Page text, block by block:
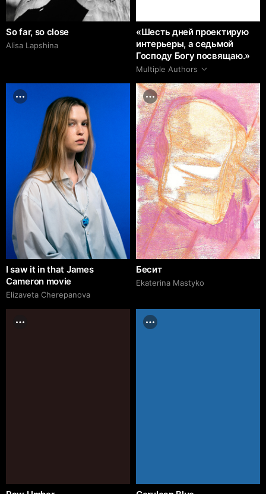
So far, so close
Аlisa Lapshina
«Шесть дней проектирую
интерьеры, а седьмой
Господу Богу посвящаю.»
Multiple Authors
I saw it in that James
Cameron movie
Elizaveta Cherepanova
Бесит
Ekaterina Mastyko